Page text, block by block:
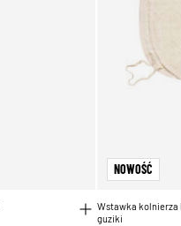
NOWOŚĆ
Wstawka kolnierza
guziki